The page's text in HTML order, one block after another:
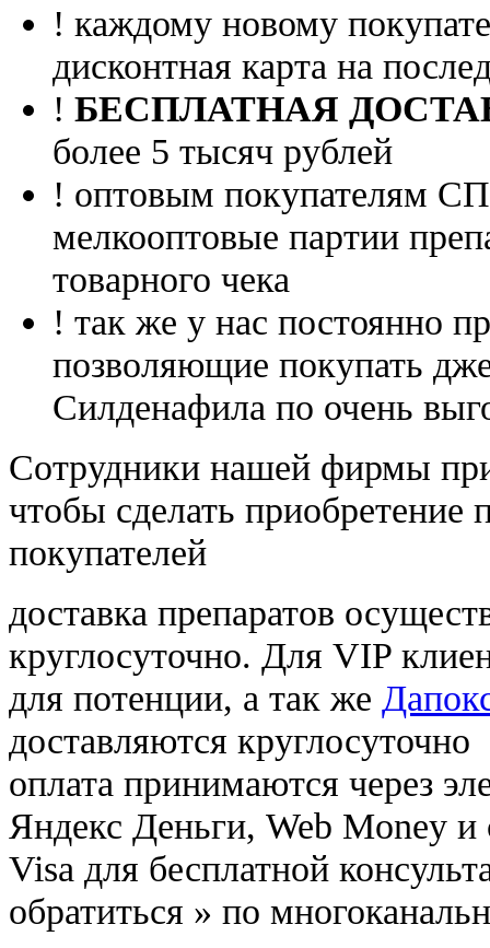
! каждому новому
дисконтная карта на
! БЕСПЛАТНАЯ
более 5 тысяч рублей
! оптовым покупателям
мелкооптовые партии
товарного чека
! так же у нас постоянно
позволяющие покупать
Силденафила по очень
Cотрудники нашей фирмы
чтобы сделать приобретение
покупателей
доставка препаратов
круглосуточно. Для VIP
для потенции, а так же
доставляются круглосуточно
оплата принимаются через
Яндекс Деньги, Web Money и
Visa для бесплатной
обратиться » по